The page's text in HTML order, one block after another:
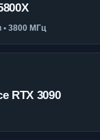
• 3800 МГц
RTX 3090